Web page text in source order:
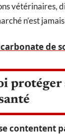
vétérinaires,
n’est
de
protéger
contentent